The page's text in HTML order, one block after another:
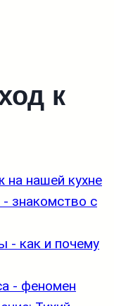
к
на нашей кухне
знакомство с
- как и почему
- феномен